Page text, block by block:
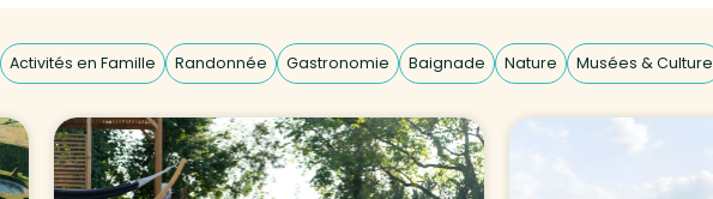
Activités en Famille Randonnée Gastronomie Baignade Nature Musées & Culture